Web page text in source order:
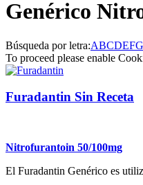
Genérico
Búsqueda por letra:ABCDEFG
To proceed please enable
Furadantin Sin Receta
Nitrofurantoin 50/100mg
El Furadantin Genérico es